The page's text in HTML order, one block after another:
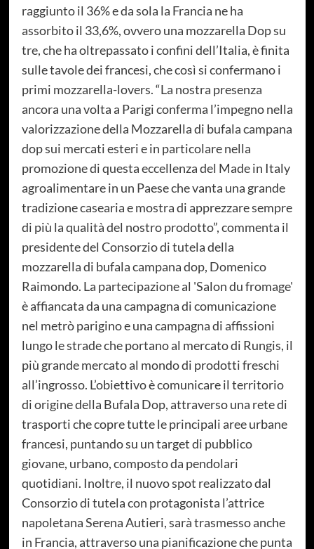
raggiunto il 36% e da sola la Francia ne ha
assorbito il 33,6%, ovvero una mozzarella Dop su
tre, che ha oltrepassato i confini dell’Italia, è finita
sulle tavole dei francesi, che così si confermano i
primi mozzarella-lovers. “La nostra presenza
ancora una volta a Parigi conferma l’impegno nella
valorizzazione della Mozzarella di bufala campana
dop sui mercati esteri e in particolare nella
promozione di questa eccellenza del Made in Italy
agroalimentare in un Paese che vanta una grande
tradizione casearia e mostra di apprezzare sempre
di più la qualità del nostro prodotto”, commenta il
presidente del Consorzio di tutela della
mozzarella di bufala campana dop, Domenico
Raimondo. La partecipazione al 'Salon du fromage'
è affiancata da una campagna di comunicazione
nel metrò parigino e una campagna di affissioni
lungo le strade che portano al mercato di Rungis, il
più grande mercato al mondo di prodotti freschi
all’ingrosso. L’obiettivo è comunicare il territorio
di origine della Bufala Dop, attraverso una rete di
trasporti che copre tutte le principali aree urbane
francesi, puntando su un target di pubblico
giovane, urbano, composto da pendolari
quotidiani. Inoltre, il nuovo spot realizzato dal
Consorzio di tutela con protagonista l’attrice
napoletana Serena Autieri, sarà trasmesso anche
in Francia, attraverso una pianificazione che punta